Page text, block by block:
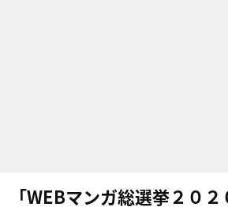
「WEBマンガ総選挙２０